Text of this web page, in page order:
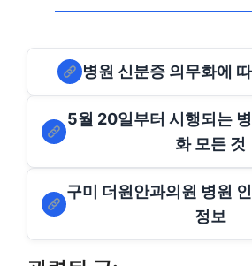
병원 신분증 의무화에
5월 20일부터 시행되는
화 모든 것
구미 더원안과의원 병원
정보